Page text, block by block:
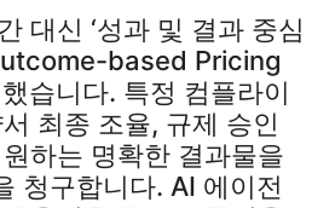
대신 ‘성과 및 결과 중심
based Pricing
습니다. 특정 컴플라이
최종 조율, 규제 승인
하는 명확한 결과물을
청구합니다. AI 에이전